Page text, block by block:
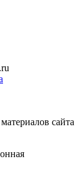
сайта